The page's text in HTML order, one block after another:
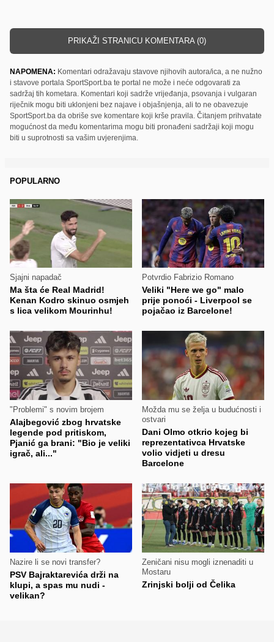
PRIKAŽI STRANICU KOMENTARA (0)
NAPOMENA: Komentari odražavaju stavove njihovih autora/ica, a ne nužno
i stavove portala SportSport.ba te portal ne može i neće odgovarati za
sadržaj tih kometara. Komentari koji sadrže vrijeđanja, psovanja i vulgaran
riječnik mogu biti uklonjeni bez najave i objašnjenja, ali to ne obavezuje
SportSport.ba da obriše sve komentare koji krše pravila. Čitanjem prihvatate
mogućnost da među komentarima mogu biti pronađeni sadržaji koji mogu
biti u suprotnosti sa vašim uvjerenjima.
POPULARNO
Sjajni napadač
Ma šta će Real Madrid!
Kenan Kodro skinuo osmjeh
s lica velikom Mourinhu!
Potvrdio Fabrizio Romano
Veliki "Here we go" malo
prije ponoći - Liverpool se
pojačao iz Barcelone!
"Problemi" s novim brojem
Alajbegović zbog hrvatske
legende pod pritiskom,
Pjanić ga brani: "Bio je veliki
igrač, ali..."
Možda mu se želja u budućnosti i
ostvari
Dani Olmo otkrio kojeg bi
reprezentativca Hrvatske
volio vidjeti u dresu
Barcelone
Nazire li se novi transfer?
PSV Bajraktarevića drži na
klupi, a spas mu nudi -
velikan?
Zeničani nisu mogli iznenaditi u
Mostaru
Zrinjski bolji od Čelika